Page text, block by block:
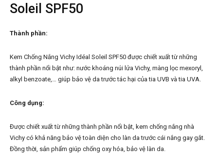
Soleil SPF50
Thành phần:
Kem Chống Nắng Vichy Idéal Soleil SPF50 được chiết xuất từ những
thành phần nổi bật như: nước khoáng núi lửa Vichy, màng lọc mexoryl,
alkyl benzoate,… giúp bảo vệ da trước tác hại của tia UVB và tia UVA.
Công dụng:
Được chiết xuất từ những thành phần nổi bật, kem chống nắng nhà
Vichy có khả năng bảo vệ toàn diện cho làn da trước cái nắng gay gắt.
Đồng thời, sản phẩm giúp chống oxy hóa, bảo vệ làn da.